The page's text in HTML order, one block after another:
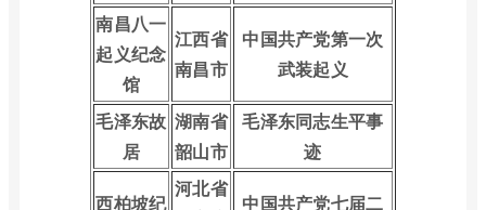
南昌八一
起义纪念
馆
江西省
南昌市
中国共产党第一次
武装起义
毛泽东故
居
湖南省
韶山市
毛泽东同志生平事
迹
西柏坡纪
河北省
中国共产党七届二